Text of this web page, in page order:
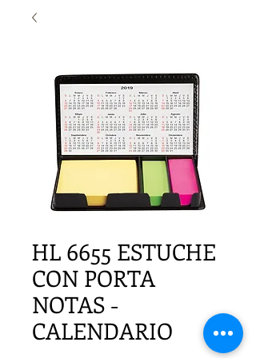
HL 6655 ESTUCHE
CON PORTA
NOTAS -
CALENDARIO